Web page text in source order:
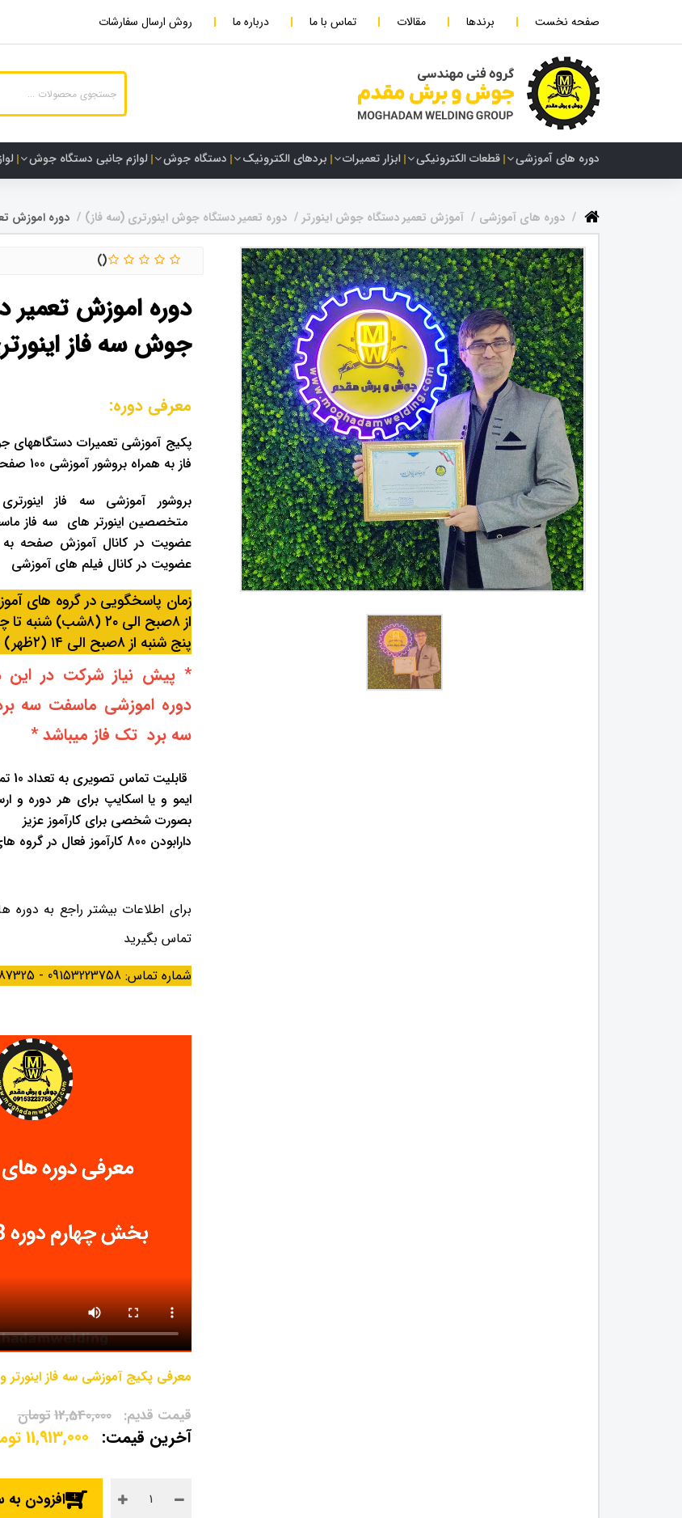
صفحه نخست برندها مقالات تماس با ما درباره ما روش ارسال سفارشات
دوره های آموزشی قطعات الکترونیکی ابزار تعمیرات بردهای الکترونیک دستگاه جوش لوازم جانبی دستگاه جوش
دوره های آموزشی آموزش تعمیر دستگاه جوش اینورتر دوره تعمیر دستگاه جوش اینورتری (سه فاز) دوره اموزش
دوره اموزش تعمیر
جوش سه فاز
معرفی دوره:
پکیج آموزشی تعمیرات دستگاههای
فاز به همراه بروشور آموزشی 100 صفحه رنگی و صحافی شده
بروشور آموزشی سه فاز
متخصصین اینورتر های سه فاز
عضویت در کانال آموزش صفحه به
عضویت در کانال فیلم های آموزشی
زمان پاسخگویی در گروه های
از ۸صبح الی ۲۰ (۸شب) شنبه تا چهارشنبه
پنج شنبه از ۸صبح الی ۱۴ (۲ظهر) می باشد
* پیش نیاز شرکت در این
دوره اموزشی ماسفت سه
سه برد تک فاز میباشد *
ایمو و یا اسکایپ برای هر دوره و
بصورت شخصی برای کارآموز عزیز
دارابودن 800 کارآموز فعال در گروه های آموزشی
برای اطلاعات بیشتر راجع به دوره
تماس بگیرید
شماره تماس: 09153223758 - 09356487325 - 05137581400
معرفی پکیج آموزشی سه فاز اینورتر و
11,913,000
12,540,000تومان
افزودن